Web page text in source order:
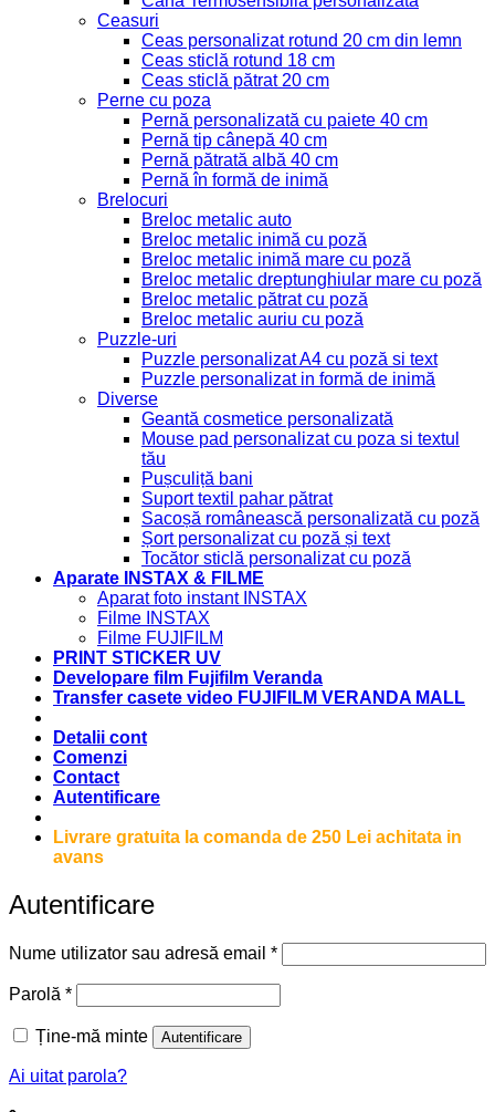
Ceasuri
Ceas personalizat rotund 20 cm din lemn
Ceas sticlă rotund 18 cm
Ceas sticlă pătrat 20 cm
Perne cu poza
Pernă personalizată cu paiete 40 cm
Pernă tip cânepă 40 cm
Pernă pătrată albă 40 cm
Pernă în formă de inimă
Brelocuri
Breloc metalic auto
Breloc metalic inimă cu poză
Breloc metalic inimă mare cu poză
Breloc metalic dreptunghiular mare cu poză
Breloc metalic pătrat cu poză
Breloc metalic auriu cu poză
Puzzle-uri
Puzzle personalizat A4 cu poză si text
Puzzle personalizat in formă de inimă
Diverse
Geantă cosmetice personalizată
Mouse pad personalizat cu poza si textul
tău
Pușculiță bani
Suport textil pahar pătrat
Sacoșă românească personalizată cu poză
Șort personalizat cu poză și text
Tocător sticlă personalizat cu poză
Aparate INSTAX & FILME
Aparat foto instant INSTAX
Filme INSTAX
Filme FUJIFILM
PRINT STICKER UV
Developare film Fujifilm Veranda
Transfer casete video FUJIFILM VERANDA MALL
Detalii cont
Comenzi
Contact
Autentificare
Livrare gratuita la comanda de 250 Lei achitata in
avans
Autentificare
Nume utilizator sau adresă email *Obligatoriu
Parolă *Obligatoriu
Ține-mă minte Autentificare
Ai uitat parola?